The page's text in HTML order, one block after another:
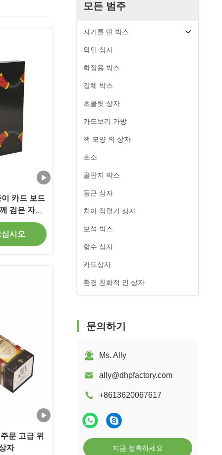
모든 범주
자기를 띤 박스
와인 상자
화장용 박스
강체 박스
초콜릿 상자
카드보리 가방
책 모양 의 상자
초소
골판지 박스
둥근 상자
치아 정렬기 상자
보석 박스
향수 상자
카드상자
환경 친화적 인 상자
문의하기
Ms. Ally
ally@dhpfactory.com
+8613620067617
지금 접촉하세요
카드 보드
검은 자석
시오
문 고급 위
자